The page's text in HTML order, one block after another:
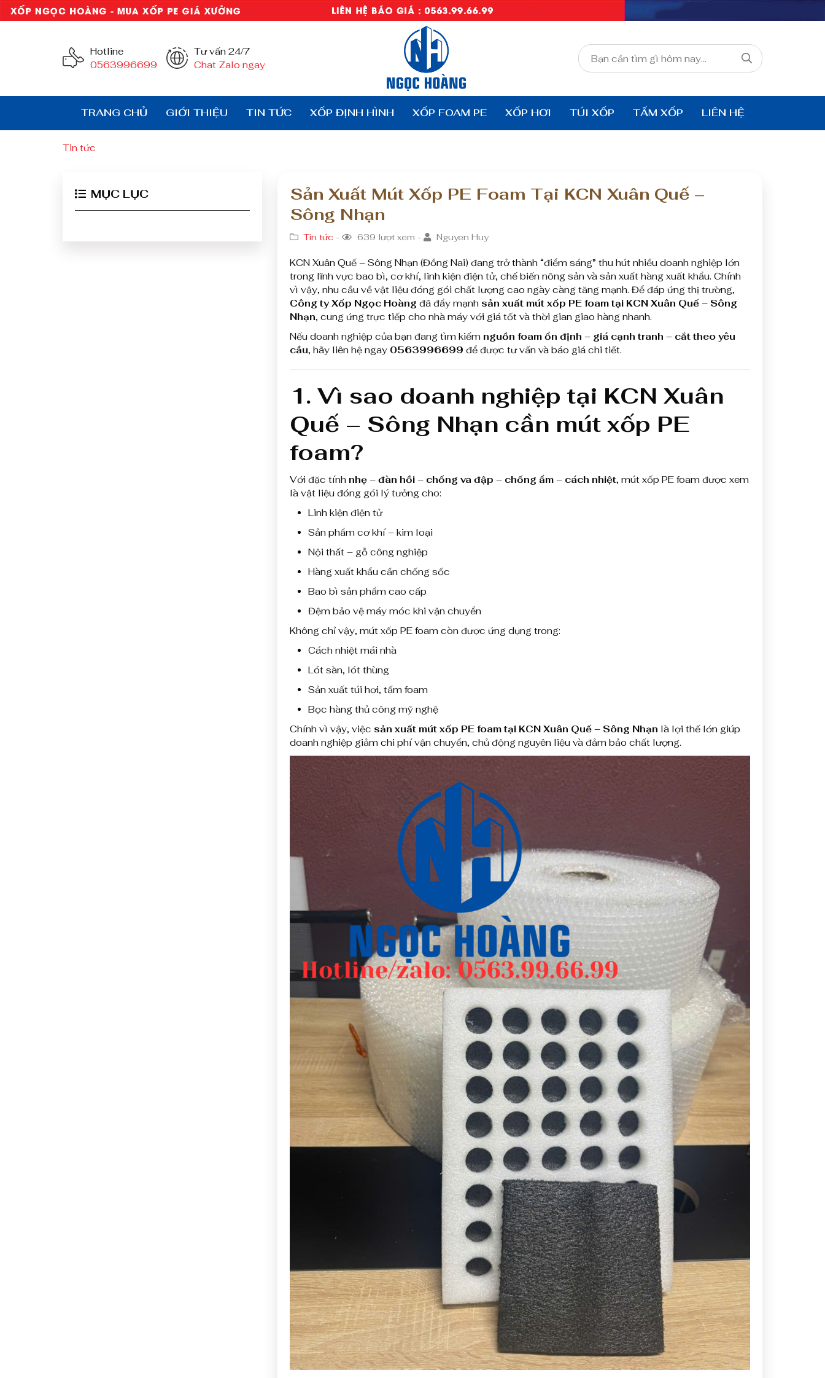
Hotline
0563996699
Tư vấn 24/7
Chat Zalo ngay
TRANG CHỦ GIỚI THIỆU TIN TỨC XỐP ĐỊNH HÌNH XỐP FOAM PE XỐP HƠI TÚI XỐP TẤM XỐP LIÊN HỆ
Tin tức
MỤC LỤC
Sản Xuất Mút Xốp PE Foam Tại KCN Xuân Quế –
Sông Nhạn
Tin tức - 639 lượt xem - Nguyen Huy
KCN Xuân Quế – Sông Nhạn (Đồng Nai) đang trở thành “điểm sáng” thu hút nhiều doanh nghiệp lớn
trong lĩnh vực bao bì, cơ khí, linh kiện điện tử, chế biến nông sản và sản xuất hàng xuất khẩu. Chính
vì vậy, nhu cầu về vật liệu đóng gói chất lượng cao ngày càng tăng mạnh. Để đáp ứng thị trường,
Công ty Xốp Ngọc Hoàng đã đẩy mạnh sản xuất mút xốp PE foam tại KCN Xuân Quế – Sông
Nhạn, cung ứng trực tiếp cho nhà máy với giá tốt và thời gian giao hàng nhanh.
Nếu doanh nghiệp của bạn đang tìm kiếm nguồn foam ổn định – giá cạnh tranh – cắt theo yêu
cầu, hãy liên hệ ngay 0563996699 để được tư vấn và báo giá chi tiết.
1. Vì sao doanh nghiệp tại KCN Xuân
Quế – Sông Nhạn cần mút xốp PE
foam?
Với đặc tính nhẹ – đàn hồi – chống va đập – chống ẩm – cách nhiệt, mút xốp PE foam được xem
là vật liệu đóng gói lý tưởng cho:
Linh kiện điện tử
Sản phẩm cơ khí – kim loại
Nội thất – gỗ công nghiệp
Hàng xuất khẩu cần chống sốc
Bao bì sản phẩm cao cấp
Đệm bảo vệ máy móc khi vận chuyển
Không chỉ vậy, mút xốp PE foam còn được ứng dụng trong:
Cách nhiệt mái nhà
Lót sàn, lót thùng
Sản xuất túi hơi, tấm foam
Bọc hàng thủ công mỹ nghệ
Chính vì vậy, việc sản xuất mút xốp PE foam tại KCN Xuân Quế – Sông Nhạn là lợi thế lớn giúp
doanh nghiệp giảm chi phí vận chuyển, chủ động nguyên liệu và đảm bảo chất lượng.